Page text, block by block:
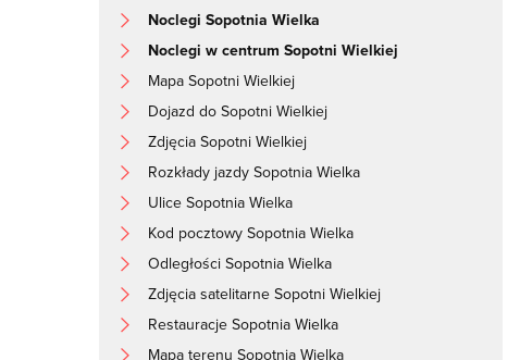
Noclegi Sopotnia Wielka
Noclegi w centrum Sopotni Wielkiej
Mapa Sopotni Wielkiej
Dojazd do Sopotni Wielkiej
Zdjęcia Sopotni Wielkiej
Rozkłady jazdy Sopotnia Wielka
Ulice Sopotnia Wielka
Kod pocztowy Sopotnia Wielka
Odległości Sopotnia Wielka
Zdjęcia satelitarne Sopotni Wielkiej
Restauracje Sopotnia Wielka
Mapa terenu Sopotnia Wielka